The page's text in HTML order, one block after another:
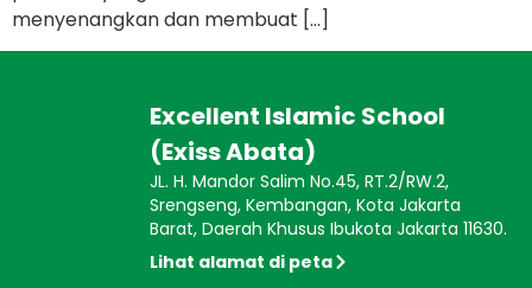
menyenangkan dan membuat […]
Excellent Islamic School
(Exiss Abata)
JL. H. Mandor Salim No.45, RT.2/RW.2,
Srengseng, Kembangan, Kota Jakarta
Barat, Daerah Khusus Ibukota Jakarta 11630.
Lihat alamat di peta